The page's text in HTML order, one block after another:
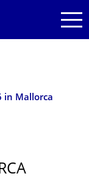
in Mallorca